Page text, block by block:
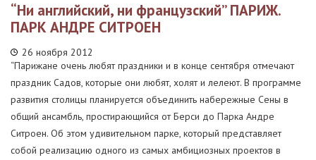
“Ни английский, ни французский” ПАРИЖ.
ПАРК АНДРЕ СИТРОЕН
26 ноября 2012
“Парижане очень любят праздники и в конце сентября отмечают
праздник Садов, которые они любят, холят и лелеют. В программе
развития столицы планируется объединить набережные Сены в
общий ансамбль, простирающийся от Берси до Парка Андре
Ситроен. Об этом удивительном парке, который представляет
собой реализацию одного из самых амбициозных проектов в